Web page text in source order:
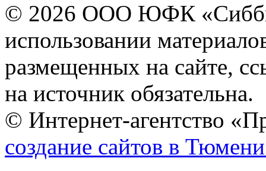
© 2026 ООО ЮФК
использовании
размещенных на сайте,
на источник обязательна.
© Интернет-агентство
создание сайтов в